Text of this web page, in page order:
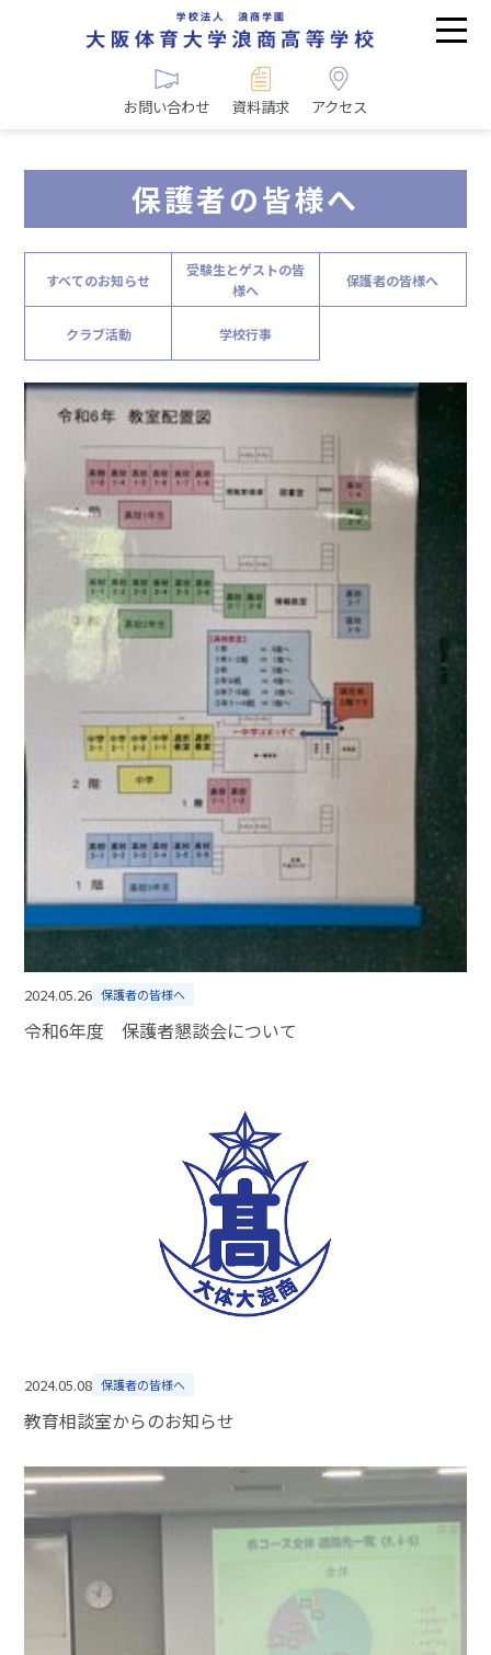
お問い合わせ 資料請求 アクセス
保護者の皆様へ
すべてのお知らせ
受験生とゲストの皆
様へ
保護者の皆様へ
クラブ活動 学校行事
2024.05.26 保護者の皆様へ
令和6年度 保護者懇談会について
2024.05.08 保護者の皆様へ
教育相談室からのお知らせ